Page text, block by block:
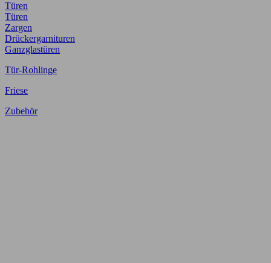
Türen
Türen
Zargen
Drückergarnituren
Ganzglastüren
Tür-Rohlinge
Friese
Zubehör